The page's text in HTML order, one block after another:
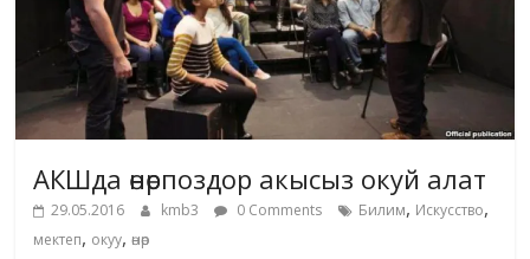
АКШда өнөрпоздор акысыз окуй алат
29.05.2016 kmb3 0 Comments Билим, Искусство,
мектеп, окуу,өнөр